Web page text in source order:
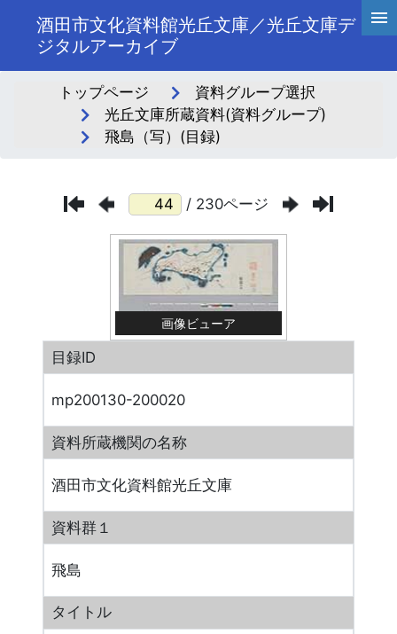
酒田市文化資料館光丘文庫／光丘文庫デ
ジタルアーカイブ
トップページ
資料グループ選択
光丘文庫所蔵資料(資料グループ)
飛島（写）(目録)
/ 230ページ
画像ビューア
目録ID
mp200130-200020
資料所蔵機関の名称
酒田市文化資料館光丘文庫
資料群１
飛島
タイトル